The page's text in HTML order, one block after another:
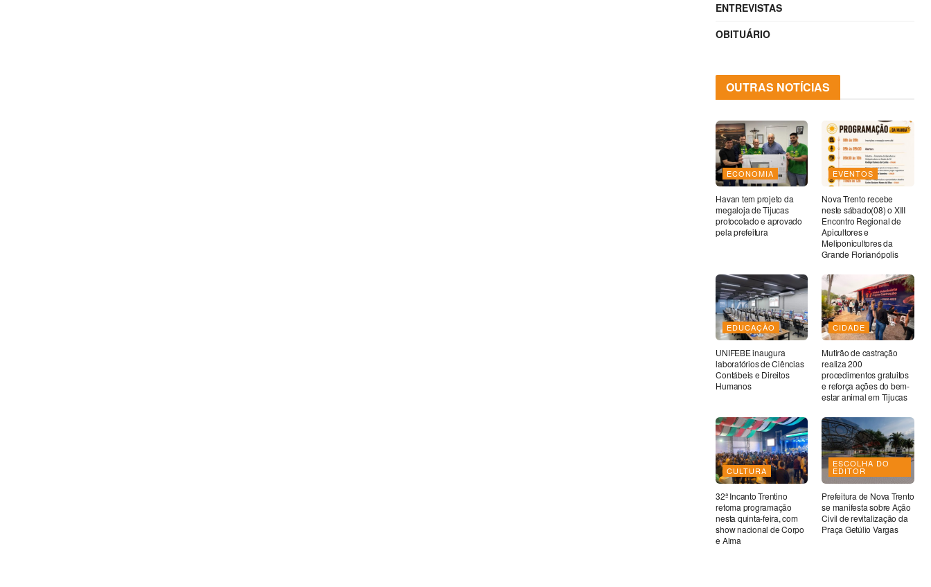
ENTREVISTAS
OBITUÁRIO
OUTRAS NOTÍCIAS
ECONOMIA
Havan tem projeto da
megaloja de Tijucas
protocolado e aprovado
pela prefeitura
EVENTOS
Nova Trento recebe
neste sábado(08) o XIII
Encontro Regional de
Apicultores e
Meliponicultores da
Grande Florianópolis
EDUCAÇÃO
UNIFEBE inaugura
laboratórios de Ciências
Contábeis e Direitos
Humanos
CIDADE
Mutirão de castração
realiza 200
procedimentos gratuitos
e reforça ações do bem-
estar animal em Tijucas
CULTURA
32ª Incanto Trentino
retoma programação
nesta quinta-feira, com
show nacional de Corpo
e Alma
ESCOLHA DO
EDITOR
Prefeitura de Nova Trento
se manifesta sobre Ação
Civil de revitalização da
Praça Getúlio Vargas